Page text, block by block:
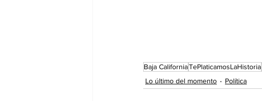
Baja CaliforniaTePlaticamosLaHistoria
Lo último del momento
Política